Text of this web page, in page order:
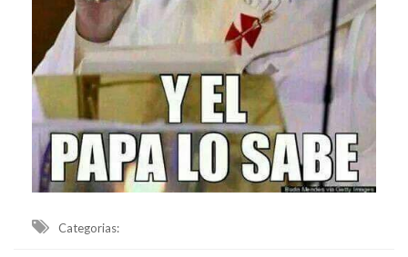
Categorias: